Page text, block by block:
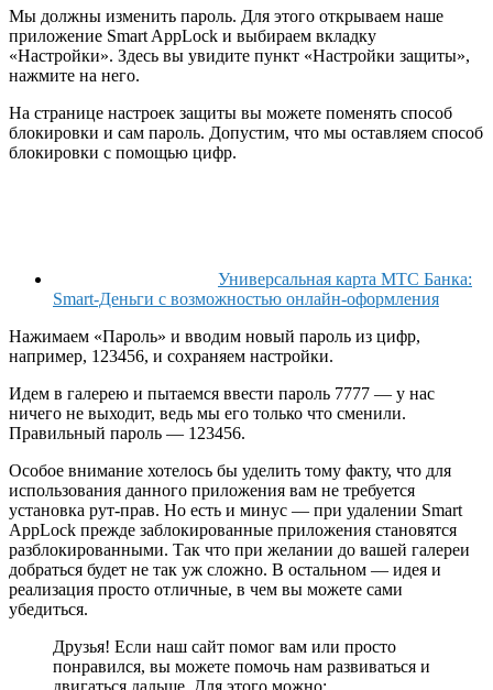
Мы должны изменить пароль. Для этого открываем наше
приложение Smart AppLock и выбираем вкладку
«Настройки». Здесь вы увидите пункт «Настройки защиты»,
нажмите на него.
На странице настроек защиты вы можете поменять способ
блокировки и сам пароль. Допустим, что мы оставляем способ
блокировки с помощью цифр.
Универсальная карта МТС Банка:
Smart-Деньги с возможностью онлайн-оформления
Нажимаем «Пароль» и вводим новый пароль из цифр,
например, 123456, и сохраняем настройки.
Идем в галерею и пытаемся ввести пароль 7777 — у нас
ничего не выходит, ведь мы его только что сменили.
Правильный пароль — 123456.
Особое внимание хотелось бы уделить тому факту, что для
использования данного приложения вам не требуется
установка рут-прав. Но есть и минус — при удалении Smart
AppLock прежде заблокированные приложения становятся
разблокированными. Так что при желании до вашей галереи
добраться будет не так уж сложно. В остальном — идея и
реализация просто отличные, в чем вы можете сами
убедиться.
Друзья! Если наш сайт помог вам или просто
понравился, вы можете помочь нам развиваться и